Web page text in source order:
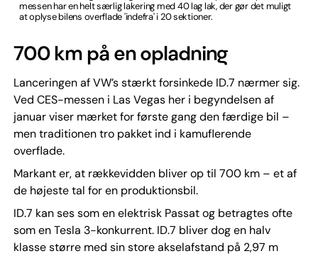
messen har en helt særlig lakering med 40 lag lak, der gør det muligt
at oplyse bilens overflade 'indefra' i 20 sektioner.
700 km på en opladning
Lanceringen af VW’s stærkt forsinkede ID.7 nærmer sig.
Ved CES-messen i Las Vegas her i begyndelsen af
januar viser mærket for første gang den færdige bil –
men traditionen tro pakket ind i kamuflerende
overflade.
Markant er, at rækkevidden bliver op til 700 km – et af
de højeste tal for en produktionsbil.
ID.7 kan ses som en elektrisk Passat og betragtes ofte
som en Tesla 3-konkurrent. ID.7 bliver dog en halv
klasse større med sin store akselafstand på 2,97 m